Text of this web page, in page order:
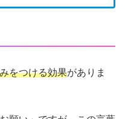
をつける効果がありま